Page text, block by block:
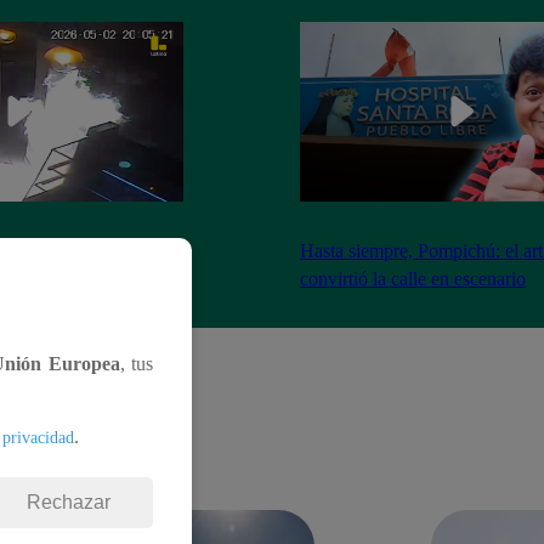
Hasta siempre, Pompichú: el
convirtió la calle en escenario
Europea, tus
.
Rechazar